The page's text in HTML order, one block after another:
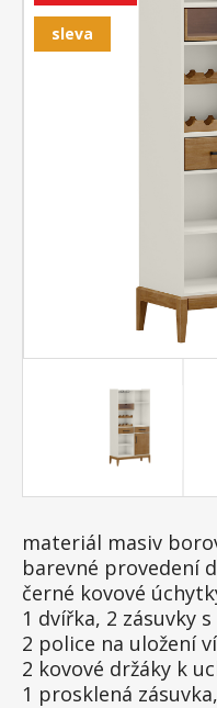
sleva
materiál masiv
barevné provedení
černé kovové
1 dvířka, 2 zásuvky
2 police na uložení
2 kovové držáky k
1 prosklená